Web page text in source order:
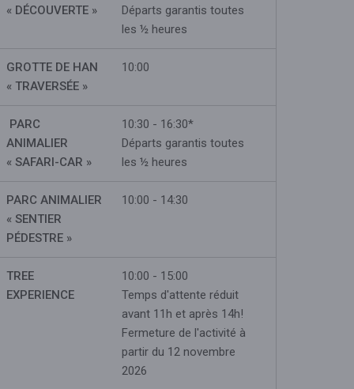
« DÉCOUVERTE »
Départs garantis toutes
les ½ heures
GROTTE DE HAN
« TRAVERSÉE »
10:00
PARC
ANIMALIER
« SAFARI-CAR »
10:30 - 16:30*
Départs garantis toutes
les ½ heures
PARC ANIMALIER
« SENTIER
PÉDESTRE »
10:00 - 14:30
TREE
EXPERIENCE
10:00 - 15:00
Temps d'attente réduit
avant 11h et après 14h!
Fermeture de l'activité à
partir du 12 novembre
2026